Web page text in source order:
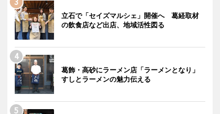
立石で「セイズマルシェ」開催へ 葛経取材
の飲食店など出店、地域活性図る
葛飾・高砂にラーメン店「ラーメンとなり」
すしとラーメンの魅力伝える